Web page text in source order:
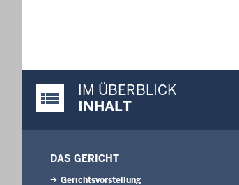
Justiz-Portal im Überblick:
IM ÜBERBLICK
INHALT
DAS GERICHT
Gerichtsvorstellung